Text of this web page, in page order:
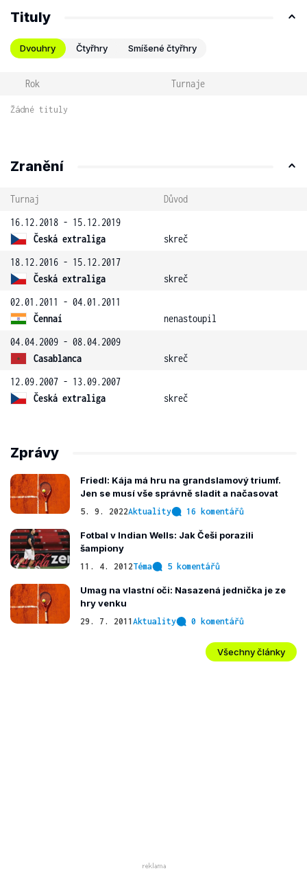
Tituly
Dvouhry Čtyřhry Smíšené čtyřhry
Rok Turnaje
Žádné tituly
Zranění
Turnaj
Důvod
16.12.2018 - 15.12.2019
Česká extraliga
skreč
18.12.2016 - 15.12.2017
Česká extraliga
skreč
02.01.2011 - 04.01.2011
Čennaí
nenastoupil
04.04.2009 - 08.04.2009
Casablanca
skreč
12.09.2007 - 13.09.2007
Česká extraliga
skreč
Zprávy
Friedl: Kája má hru na grandslamový triumf.
Jen se musí vše správně sladit a načasovat
5. 9. 2022Aktuality 16 komentářů
Fotbal v Indian Wells: Jak Češi porazili
šampiony
11. 4. 2012Téma 5 komentářů
Umag na vlastní oči: Nasazená jednička je ze
hry venku
29. 7. 2011Aktuality 0 komentářů
Všechny články